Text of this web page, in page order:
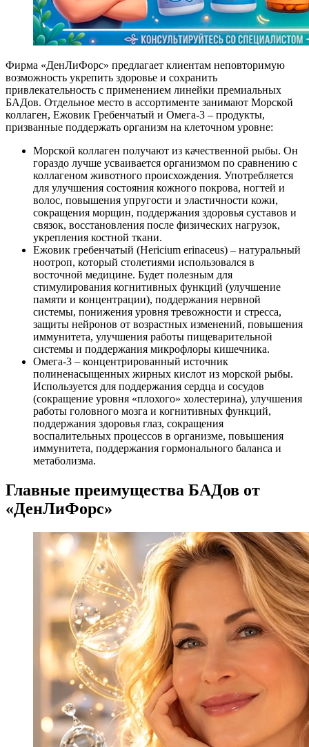
Фирма «ДенЛиФорс» предлагает клиентам неповторимую
возможность укрепить здоровье и сохранить
привлекательность с применением линейки премиальных
БАДов. Отдельное место в ассортименте занимают Морской
коллаген, Ежовик Гребенчатый и Омега-3 – продукты,
призванные поддержать организм на клеточном уровне:
Морской коллаген получают из качественной рыбы. Он
гораздо лучше усваивается организмом по сравнению с
коллагеном животного происхождения. Употребляется
для улучшения состояния кожного покрова, ногтей и
волос, повышения упругости и эластичности кожи,
сокращения морщин, поддержания здоровья суставов и
связок, восстановления после физических нагрузок,
укрепления костной ткани.
Ежовик гребенчатый (Hericium erinaceus) – натуральный
ноотроп, который столетиями использовался в
восточной медицине. Будет полезным для
стимулирования когнитивных функций (улучшение
памяти и концентрации), поддержания нервной
системы, понижения уровня тревожности и стресса,
защиты нейронов от возрастных изменений, повышения
иммунитета, улучшения работы пищеварительной
системы и поддержания микрофлоры кишечника.
Омега-3 – концентрированный источник
полиненасыщенных жирных кислот из морской рыбы.
Используется для поддержания сердца и сосудов
(сокращение уровня «плохого» холестерина), улучшения
работы головного мозга и когнитивных функций,
поддержания здоровья глаз, сокращения
воспалительных процессов в организме, повышения
иммунитета, поддержания гормонального баланса и
метаболизма.
Главные преимущества БАДов от
«ДенЛиФорс»